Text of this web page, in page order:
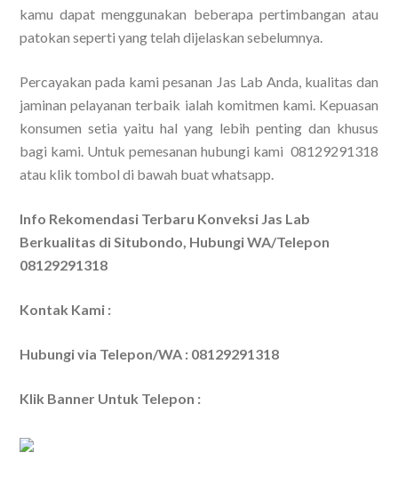
kamu dapat menggunakan beberapa pertimbangan atau
patokan seperti yang telah dijelaskan sebelumnya.
Percayakan pada kami pesanan Jas Lab Anda, kualitas dan
jaminan pelayanan terbaik ialah komitmen kami. Kepuasan
konsumen setia yaitu hal yang lebih penting dan khusus
bagi kami. Untuk pemesanan hubungi kami 08129291318
atau klik tombol di bawah buat whatsapp.
Info Rekomendasi Terbaru Konveksi Jas Lab
Berkualitas di Situbondo, Hubungi WA/Telepon
08129291318
Kontak Kami :
Hubungi via Telepon/WA : 08129291318
Klik Banner Untuk Telepon :